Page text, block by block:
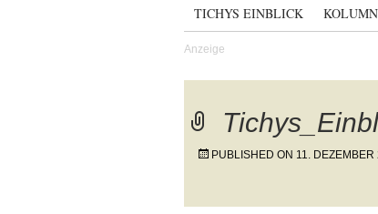
TICHYS EINBLICK
PUBLISHED ON 11. DEZEMBER